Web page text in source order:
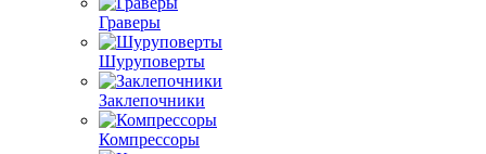
Граверы
Шуруповерты
Заклепочники
Компрессоры